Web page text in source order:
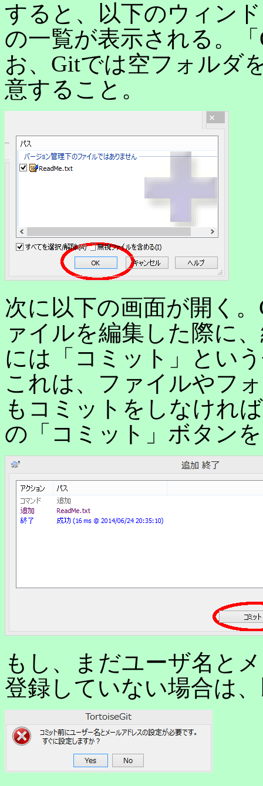
すると、以下のウィン
の一覧が表示される。
お、Gitでは空フォルダ
意すること。
次に以下の画面が開く
ァイルを編集した際に
には「コミット」とい
これは、ファイルやフ
もコミットをしなけれ
の「コミット」ボタン
もし、まだユーザ名と
登録していない場合は